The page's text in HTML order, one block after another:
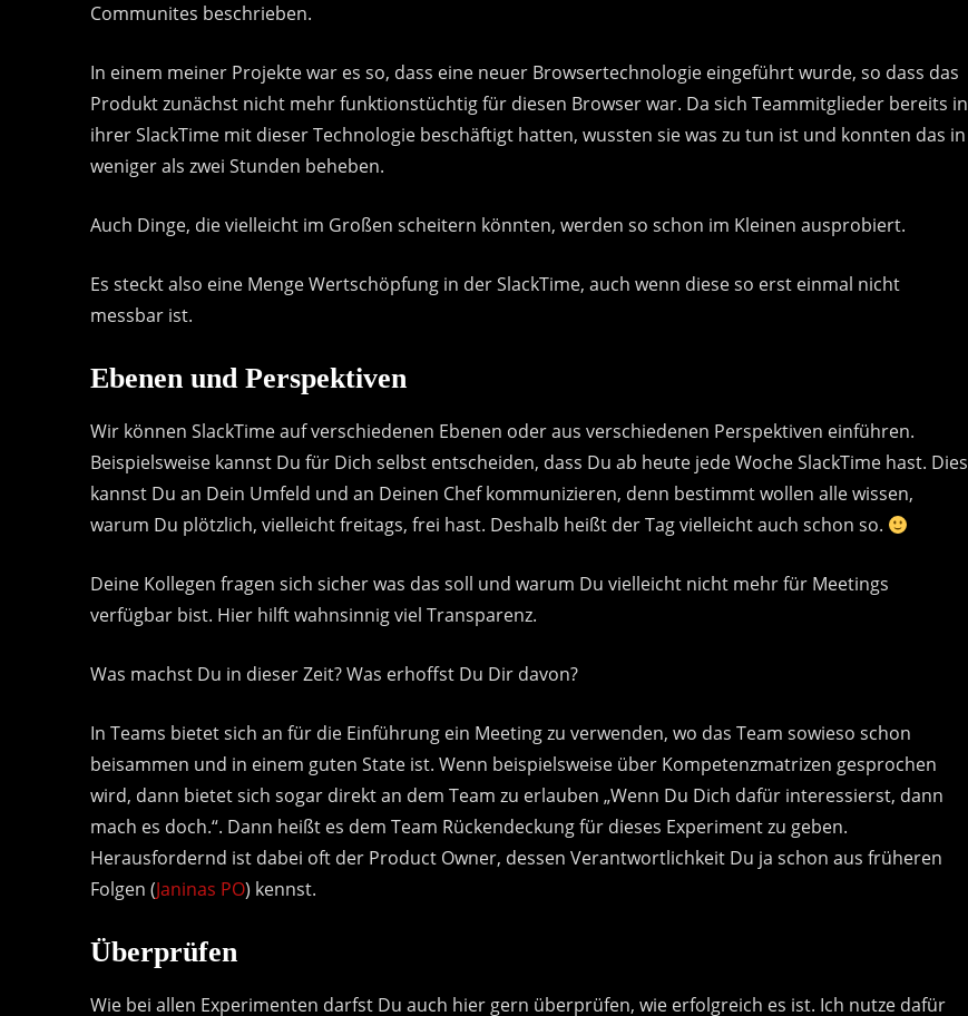
Communites beschrieben.
In einem meiner Projekte war es so, dass eine neuer Browsertechnologie eingeführt wurde, so dass das
Produkt zunächst nicht mehr funktionstüchtig für diesen Browser war. Da sich Teammitglieder bereits in
ihrer SlackTime mit dieser Technologie beschäftigt hatten, wussten sie was zu tun ist und konnten das in
weniger als zwei Stunden beheben.
Auch Dinge, die vielleicht im Großen scheitern könnten, werden so schon im Kleinen ausprobiert.
Es steckt also eine Menge Wertschöpfung in der SlackTime, auch wenn diese so erst einmal nicht
messbar ist.
Ebenen und Perspektiven
Wir können SlackTime auf verschiedenen Ebenen oder aus verschiedenen Perspektiven einführen.
Beispielsweise kannst Du für Dich selbst entscheiden, dass Du ab heute jede Woche SlackTime hast. Dies
kannst Du an Dein Umfeld und an Deinen Chef kommunizieren, denn bestimmt wollen alle wissen,
warum Du plötzlich, vielleicht freitags, frei hast. Deshalb heißt der Tag vielleicht auch schon so.
Deine Kollegen fragen sich sicher was das soll und warum Du vielleicht nicht mehr für Meetings
verfügbar bist. Hier hilft wahnsinnig viel Transparenz.
Was machst Du in dieser Zeit? Was erhoffst Du Dir davon?
In Teams bietet sich an für die Einführung ein Meeting zu verwenden, wo das Team sowieso schon
beisammen und in einem guten State ist. Wenn beispielsweise über Kompetenzmatrizen gesprochen
wird, dann bietet sich sogar direkt an dem Team zu erlauben „Wenn Du Dich dafür interessierst, dann
mach es doch.“. Dann heißt es dem Team Rückendeckung für dieses Experiment zu geben.
Herausfordernd ist dabei oft der Product Owner, dessen Verantwortlichkeit Du ja schon aus früheren
Folgen (Janinas PO) kennst.
Überprüfen
Wie bei allen Experimenten darfst Du auch hier gern überprüfen, wie erfolgreich es ist. Ich nutze dafür